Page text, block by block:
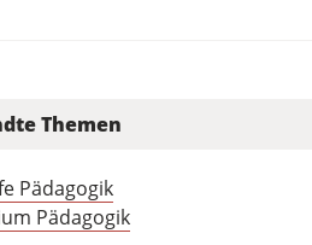
Themen
Pädagogik
Pädagogik